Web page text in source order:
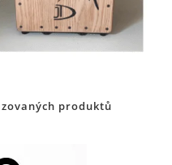
produktů